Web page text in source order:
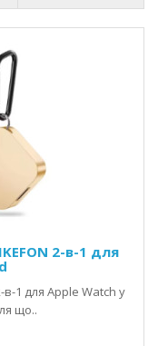
2-в-1 для
в-1 для Apple Watch у
що..